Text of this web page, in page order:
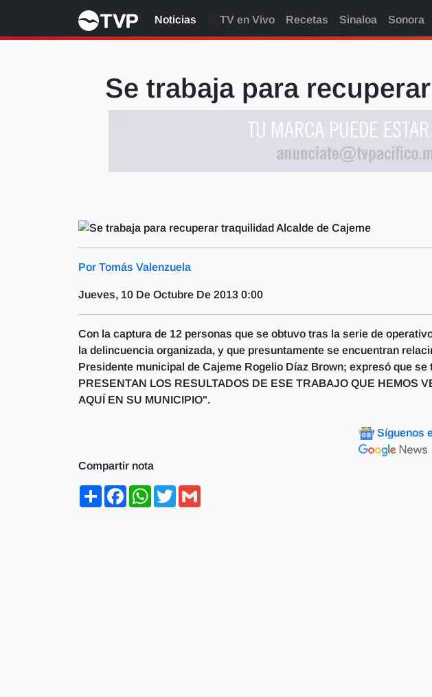
Noticias TV en Vivo Recetas Sinaloa Sonora
Se trabaja para
Por Tomás Valenzuela
Jueves, 10 De Octubre De 2013 0:00
Con la captura de 12 personas que se obtuvo tras la serie de
la delincuencia organizada, y que presuntamente se encuentran
Presidente municipal de Cajeme Rogelio Díaz Brown; expresó que
PRESENTAN LOS RESULTADOS DE ESE TRABAJO QUE HEMOS
AQUÍ EN SU MUNICIPIO".
Síguenos
Compartir nota
ShareFacebookWhatsApp
Twitter